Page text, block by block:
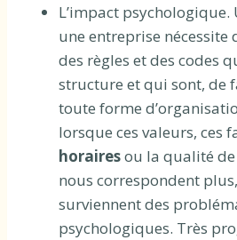
L’impact
une entreprise nécessite
des règles et des codes
structure et qui sont, de
toute forme
lorsque ces valeurs, ces
horairesou la qualité
nous correspondent
surviennent des
psychologiques. Très